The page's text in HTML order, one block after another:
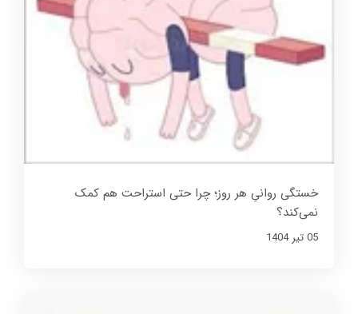
خستگی روانیِ هر روز؛ چرا حتی استراحت هم کمک
نمی‌کند؟
05 تير 1404